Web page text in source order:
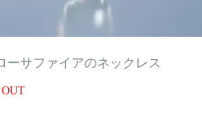
ーサファイアのネックレス